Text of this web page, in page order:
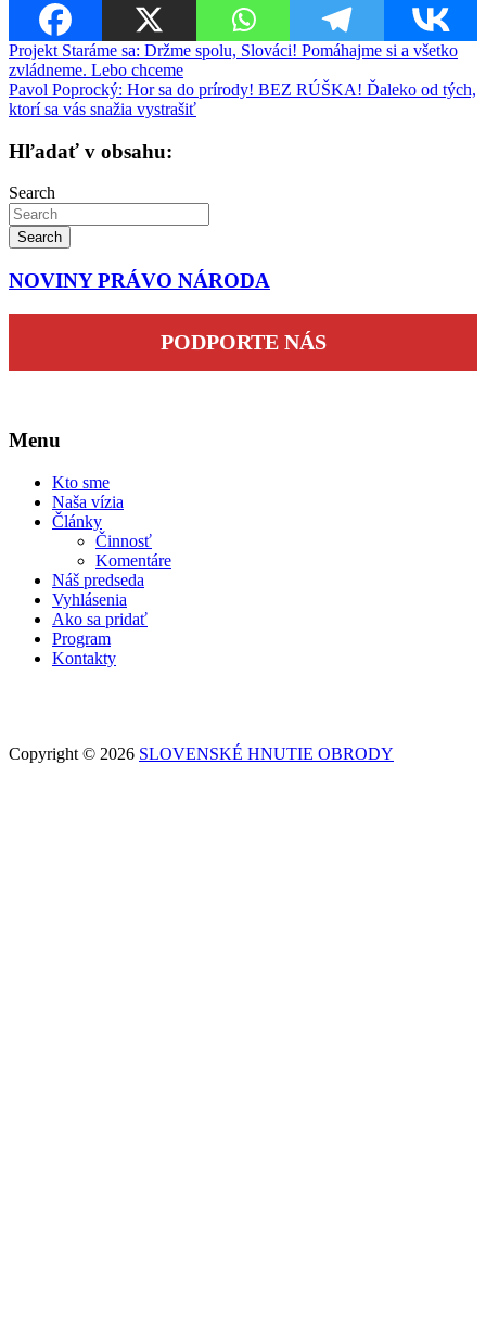
Navigácia
v
článku
Projekt Staráme sa: Držme spolu, Slováci! Pomáhajme si a všetko
zvládneme. Lebo chceme
Pavol Poprocký: Hor sa do prírody! BEZ RÚŠKA! Ďaleko od tých,
ktorí sa vás snažia vystrašiť
Hľadať v obsahu:
Search
Search
NOVINY PRÁVO NÁRODA
PODPORTE NÁS
Menu
Kto sme
Naša vízia
Články
Činnosť
Komentáre
Náš predseda
Vyhlásenia
Ako sa pridať
Program
Kontakty
Copyright © 2026 SLOVENSKÉ HNUTIE OBRODY